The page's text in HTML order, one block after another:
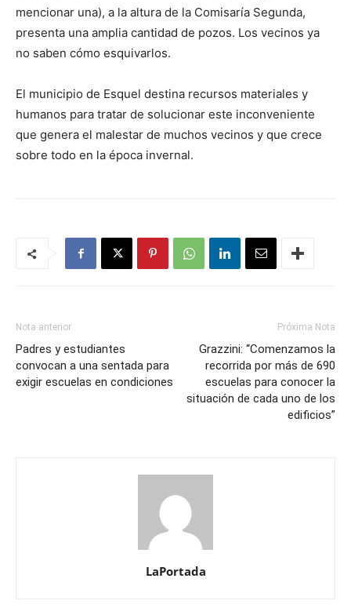
mencionar una), a la altura de la Comisaría Segunda,
presenta una amplia cantidad de pozos. Los vecinos ya
no saben cómo esquivarlos.
El municipio de Esquel destina recursos materiales y
humanos para tratar de solucionar este inconveniente
que genera el malestar de muchos vecinos y que crece
sobre todo en la época invernal.
Nota anterior
Padres y estudiantes
convocan a una sentada para
exigir escuelas en condiciones
Próxima Nota
Grazzini: “Comenzamos la
recorrida por más de 690
escuelas para conocer la
situación de cada uno de los
edificios”
LaPortada